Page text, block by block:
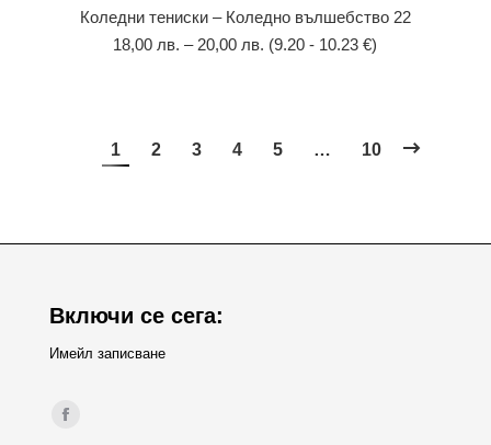
Коледни тениски – Коледно вълшебство 22
18,00 лв. – 20,00 лв. (9.20 - 10.23 €)
1 2 3 4 5 … 10
Включи се сега:
Имейл записване
Find us on:
Facebook